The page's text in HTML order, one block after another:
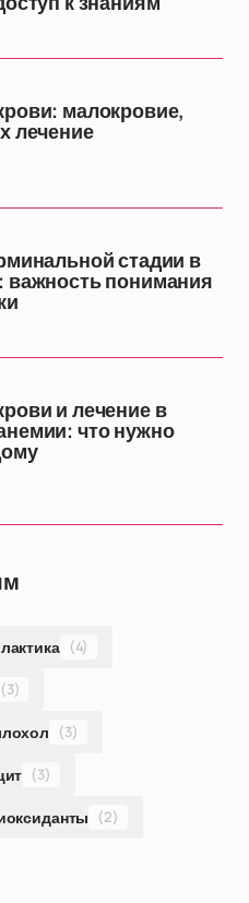
малокровие,
лечение
стадии в
важность понимания
и лечение в
что нужно
(4)
(3)
(3)
(3)
(2)